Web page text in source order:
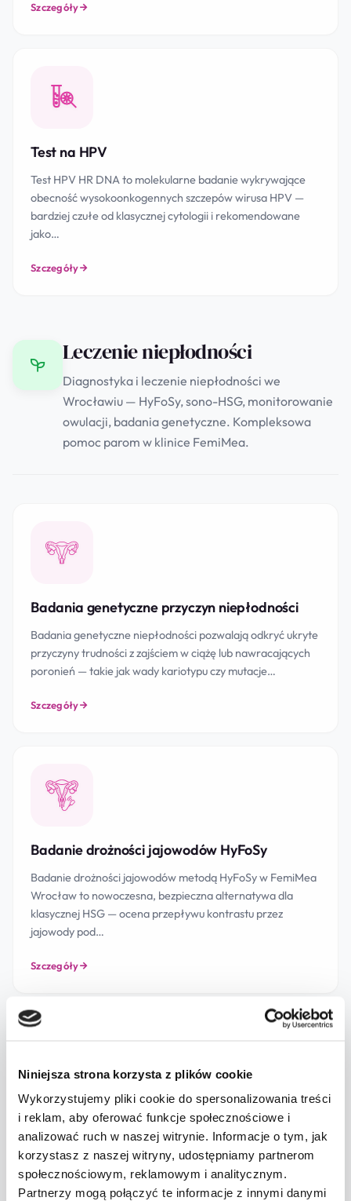
Niniejsza strona korzysta z plików cookie
Wykorzystujemy pliki cookie do spersonalizowania treści
i reklam, aby oferować funkcje społecznościowe i
analizować ruch w naszej witrynie. Informacje o tym, jak
korzystasz z naszej witryny, udostępniamy partnerom
społecznościowym, reklamowym i analitycznym.
Partnerzy mogą połączyć te informacje z innymi danymi
Szczegóły
Test na HPV
Test HPV HR DNA to molekularne badanie wykrywające
obecność wysokoonkogennych szczepów wirusa HPV —
bardziej czułe od klasycznej cytologii i rekomendowane
jako…
Szczegóły
Leczenie niepłodności
Diagnostyka i leczenie niepłodności we
Wrocławiu — HyFoSy, sono-HSG, monitorowanie
owulacji, badania genetyczne. Kompleksowa
pomoc parom w klinice FemiMea.
Badania genetyczne przyczyn niepłodności
Badania genetyczne niepłodności pozwalają odkryć ukryte
przyczyny trudności z zajściem w ciążę lub nawracających
poronień — takie jak wady kariotypu czy mutacje…
Szczegóły
Badanie drożności jajowodów HyFoSy
Badanie drożności jajowodów metodą HyFoSy w FemiMea
Wrocław to nowoczesna, bezpieczna alternatywa dla
klasycznej HSG — ocena przepływu kontrastu przez
jajowody pod…
Szczegóły
Flushing jajowodów Sono-HSG
Flushing jajowodów metodą Sono-HSG z lipiodolem to
zabieg łączący diagnostykę drożności jajowodów z ich
płukaniem — wykazano, że może zwiększyć szanse na…